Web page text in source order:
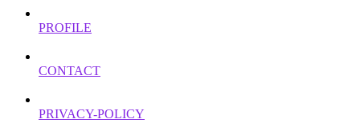
PROFILE
CONTACT
PRIVACY-POLICY